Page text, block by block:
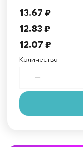
13.67 ₽
12.83 ₽
12.07 ₽
Количество